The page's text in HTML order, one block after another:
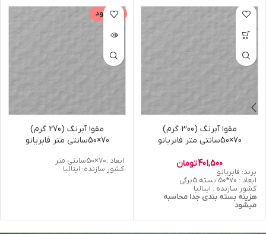
مقوا آبرنگ (300 گرم)
70×50سانتی متر فابریانو
401,500تومان
برند: فابریانو
ابعاد : 70*50 بسته 5برگی
کشور سازنده : ایتالیا
هزینه بسته بندی جدا محاسبه
میشود
ناموجود
مقوا آبرنگ (270 گرم)
70×50سانتی متر فابریانو
ابعاد :70×50سانتی متر
کشور سازنده: ایتالیا